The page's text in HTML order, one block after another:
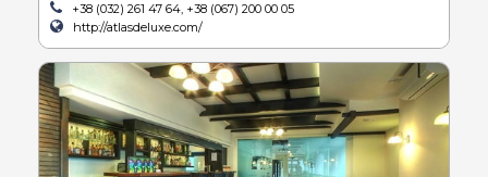
+38 (032) 261 47 64, +38 (067) 200 00 05
http://atlasdeluxe.com/